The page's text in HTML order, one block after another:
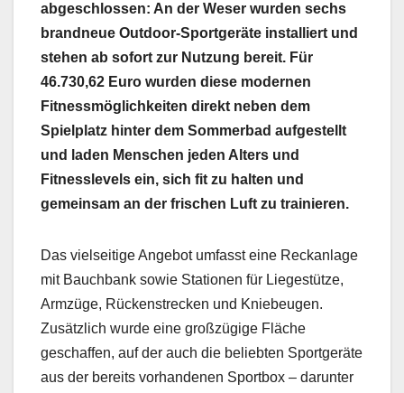
abgeschlossen: An der Weser wurden sechs
brandneue Outdoor-Sportgeräte installiert und
stehen ab sofort zur Nutzung bereit. Für
46.730,62 Euro wurden diese modernen
Fitnessmöglichkeiten direkt neben dem
Spielplatz hinter dem Sommerbad aufgestellt
und laden Menschen jeden Alters und
Fitnesslevels ein, sich fit zu halten und
gemeinsam an der frischen Luft zu trainieren.
Das vielseitige Angebot umfasst eine Reckanlage
mit Bauchbank sowie Stationen für Liegestütze,
Armzüge, Rückenstrecken und Kniebeugen.
Zusätzlich wurde eine großzügige Fläche
geschaffen, auf der auch die beliebten Sportgeräte
aus der bereits vorhandenen Sportbox – darunter